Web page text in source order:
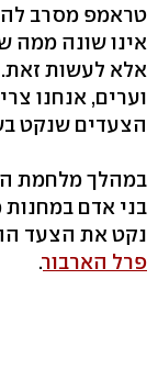
טראמפ מסרב
אינו שונה ממה
אלא לעשות זאת.
וערים, אנחנו
הצעדים שנקט
בני אדם
נקט את הצעד
פרל הארבור.